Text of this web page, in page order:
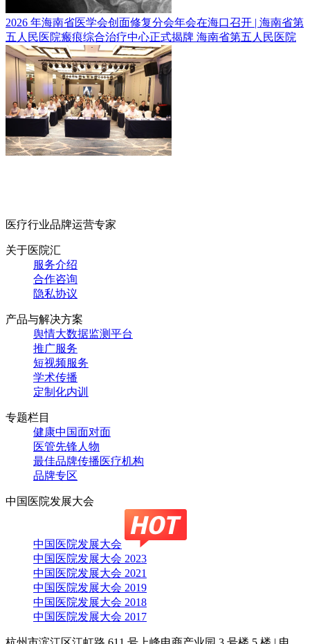
2026 年海南省医学会创面修复分会年会在海口召开 | 海南省第
五人民医院瘢痕综合治疗中心正式揭牌 海南省第五人民医院
医疗行业品牌运营专家
关于医院汇
服务介绍
合作咨询
隐私协议
产品与解决方案
舆情大数据监测平台
推广服务
短视频服务
学术传播
定制化内训
专题栏目
健康中国面对面
医管先锋人物
最佳品牌传播医疗机构
品牌专区
中国医院发展大会
中国医院发展大会
中国医院发展大会 2023
中国医院发展大会 2021
中国医院发展大会 2019
中国医院发展大会 2018
中国医院发展大会 2017